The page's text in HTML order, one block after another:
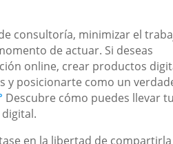
consultoría, minimizar el
de actuar. Si deseas
online, crear productos
y posicionarte como un
Descubre cómo puedes llevar tu
en la libertad de compartirla